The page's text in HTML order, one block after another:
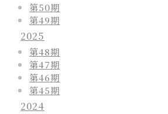
第50期
第49期
2025
第48期
第47期
第46期
第45期
2024